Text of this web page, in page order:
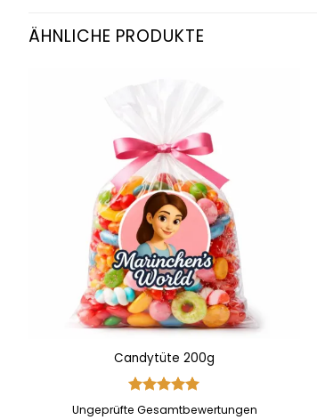
ÄHNLICHE PRODUKTE
Candytüte 200g
Bewertet
Ungeprüfte Gesamtbewertungen